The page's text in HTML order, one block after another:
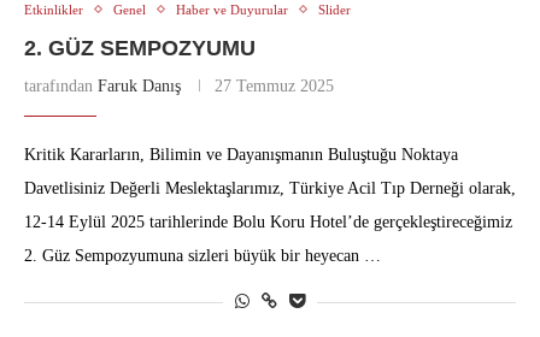
Etkinlikler Genel Haber ve Duyurular Slider
2. GÜZ SEMPOZYUMU
tarafından Faruk Danış 27 Temmuz 2025
Kritik Kararların, Bilimin ve Dayanışmanın Buluştuğu Noktaya
Davetlisiniz Değerli Meslektaşlarımız, Türkiye Acil Tıp Derneği olarak,
12-14 Eylül 2025 tarihlerinde Bolu Koru Hotel’de gerçekleştireceğimiz
2. Güz Sempozyumuna sizleri büyük bir heyecan …